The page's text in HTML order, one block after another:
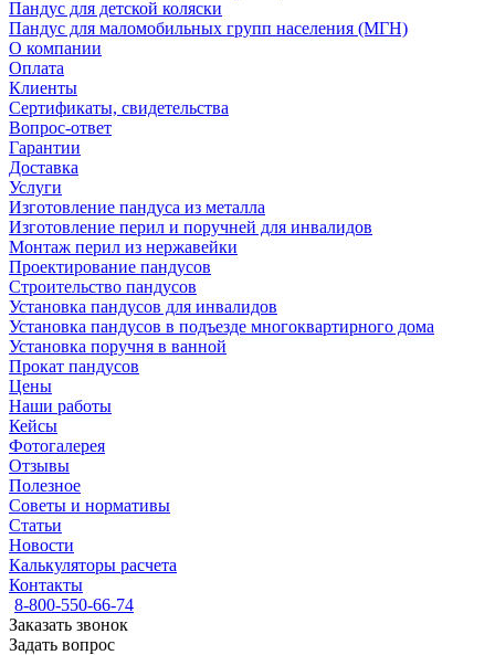
Пандус для детской коляски
Пандус для маломобильных групп населения (МГН)
О компании
Оплата
Клиенты
Сертификаты, свидетельства
Вопрос-ответ
Гарантии
Доставка
Услуги
Изготовление пандуса из металла
Изготовление перил и поручней для инвалидов
Монтаж перил из нержавейки
Проектирование пандусов
Строительство пандусов
Установка пандусов для инвалидов
Установка пандусов в подъезде многоквартирного дома
Установка поручня в ванной
Прокат пандусов
Цены
Наши работы
Кейсы
Фотогалерея
Отзывы
Полезное
Советы и нормативы
Статьи
Новости
Калькуляторы расчета
Контакты
8-800-550-66-74
Заказать звонок
Задать вопрос